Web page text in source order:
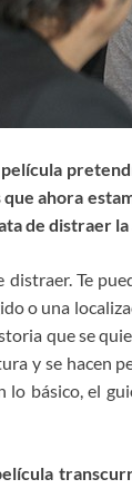
ahora
de distraer
distraer. Te
o una
que se
y se hacen
lo básico, el